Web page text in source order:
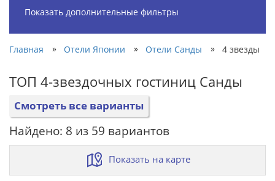
Показать дополнительные фильтры
Главная » Отели Японии » Отели Санды » 4 звезды
ТОП 4-звездочных гостиниц Санды
Смотреть все варианты
Найдено: 8 из 59 вариантов
Показать на карте